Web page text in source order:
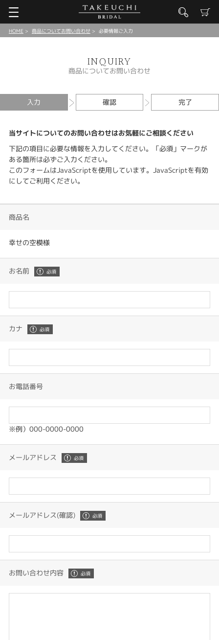
HOME 商品についてお問い合わせ 必要情報ご入力
INQUIRY
商品についてお問い合わせ
入力 確認 完了
当サイトについてのお問い合わせはお気軽にご相談ください
下記の項目に必要な情報を入力してください。「必須」マークが
ある箇所は必ずご入力ください。
このフォームはJavaScriptを使用しています。JavaScriptを有効
にしてご利用ください。
商品名
幸せの空模様
お名前
カナ
お電話番号
※例）000-0000-0000
メールアドレス
メールアドレス(確認)
お問い合わせ内容